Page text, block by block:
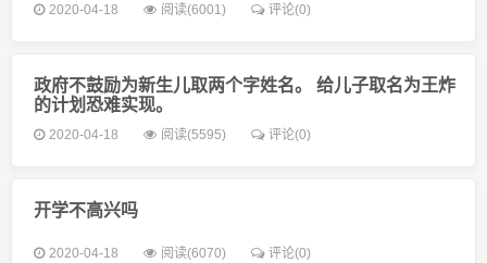
2020-04-18 阅读(6001) 评论(0)
政府不鼓励为新生儿取两个字姓名。 给儿子取名为王炸
的计划恐难实现。
2020-04-18 阅读(5595) 评论(0)
开学不高兴吗
2020-04-18 阅读(6070) 评论(0)